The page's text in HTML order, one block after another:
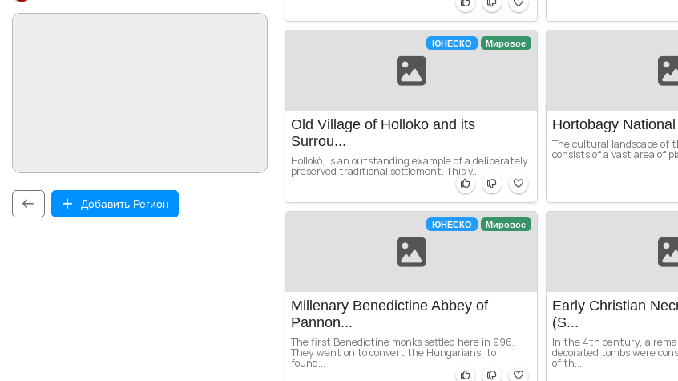
Добавить Регион
ЮНЕСКО Мировое
Old Village of Holloko and its
Surrou...
Hollokö, is an outstanding example of a deliberately
preserved traditional settlement. This v...
Hortobagy
The cultural landscape of
consists of a vast area of
ЮНЕСКО Мировое
Millenary Benedictine Abbey of
Pannon...
The first Benedictine monks settled here in 996.
They went on to convert the Hungarians, to
found...
Early Christian
(S...
In the 4th century, a
decorated tombs were
of th...